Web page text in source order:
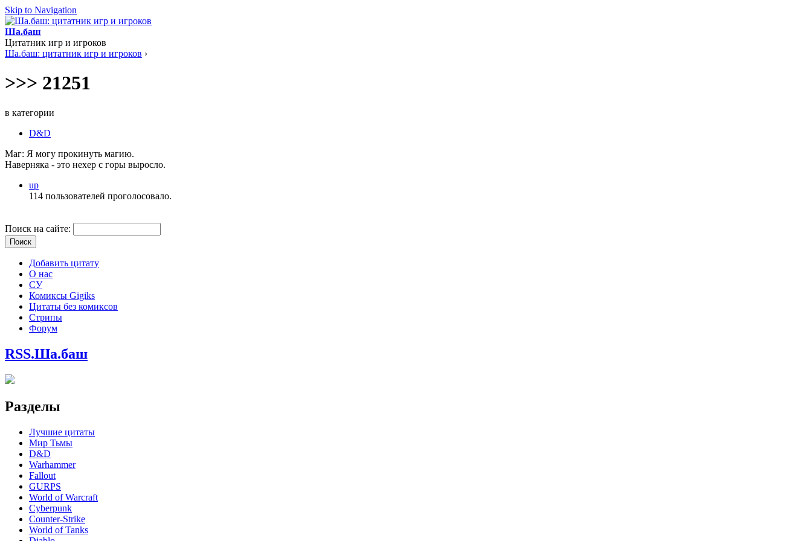
Skip to Navigation
Ша.баш
Цитатник игр и игроков
Ша.баш: цитатник игр и игроков ›
>>> 21251
в категории
D&D
Маг: Я могу прокинуть магию.
Наверняка - это нехер с горы выросло.
up
114 пользователей проголосовало.
Поиск на сайте:
Добавить цитату
О нас
СУ
Комиксы Gigiks
Цитаты без комиксов
Стрипы
Форум
RSS.Ша.баш
Разделы
Лучшие цитаты
Мир Тьмы
D&D
Warhammer
Fallout
GURPS
World of Warcraft
Сyberpunk
Counter-Strike
World of Tanks